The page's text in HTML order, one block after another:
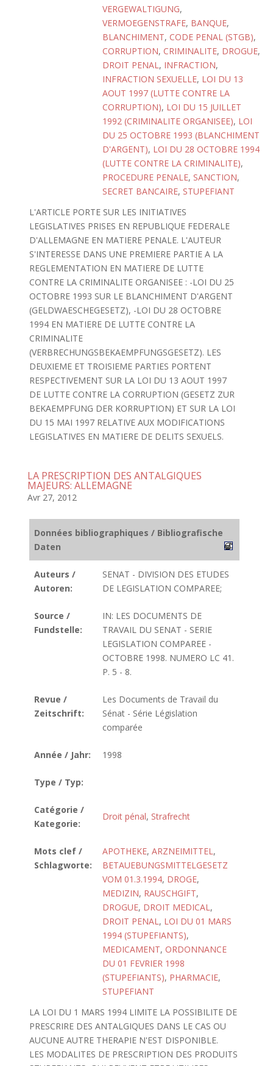
VERGEWALTIGUNG,
VERMOEGENSTRAFE, BANQUE,
BLANCHIMENT, CODE PENAL (STGB),
CORRUPTION, CRIMINALITE, DROGUE,
DROIT PENAL, INFRACTION,
INFRACTION SEXUELLE, LOI DU 13
AOUT 1997 (LUTTE CONTRE LA
CORRUPTION), LOI DU 15 JUILLET
1992 (CRIMINALITE ORGANISEE), LOI
DU 25 OCTOBRE 1993 (BLANCHIMENT
D'ARGENT), LOI DU 28 OCTOBRE 1994
(LUTTE CONTRE LA CRIMINALITE),
PROCEDURE PENALE, SANCTION,
SECRET BANCAIRE, STUPEFIANT
L'ARTICLE PORTE SUR LES INITIATIVES
LEGISLATIVES PRISES EN REPUBLIQUE FEDERALE
D'ALLEMAGNE EN MATIERE PENALE. L'AUTEUR
S'INTERESSE DANS UNE PREMIERE PARTIE A LA
REGLEMENTATION EN MATIERE DE LUTTE
CONTRE LA CRIMINALITE ORGANISEE : -LOI DU 25
OCTOBRE 1993 SUR LE BLANCHIMENT D'ARGENT
(GELDWAESCHEGESETZ), -LOI DU 28 OCTOBRE
1994 EN MATIERE DE LUTTE CONTRE LA
CRIMINALITE
(VERBRECHUNGSBEKAEMPFUNGSGESETZ). LES
DEUXIEME ET TROISIEME PARTIES PORTENT
RESPECTIVEMENT SUR LA LOI DU 13 AOUT 1997
DE LUTTE CONTRE LA CORRUPTION (GESETZ ZUR
BEKAEMPFUNG DER KORRUPTION) ET SUR LA LOI
DU 15 MAI 1997 RELATIVE AUX MODIFICATIONS
LEGISLATIVES EN MATIERE DE DELITS SEXUELS.
LA PRESCRIPTION DES ANTALGIQUES
MAJEURS: ALLEMAGNE
Avr 27, 2012
Données bibliographiques / Bibliografische
Daten
Auteurs /
Autoren:
SENAT - DIVISION DES ETUDES
DE LEGISLATION COMPAREE;
Source /
Fundstelle:
IN: LES DOCUMENTS DE
TRAVAIL DU SENAT - SERIE
LEGISLATION COMPAREE -
OCTOBRE 1998. NUMERO LC 41.
P. 5 - 8.
Revue /
Zeitschrift:
Les Documents de Travail du
Sénat - Série Législation
comparée
Année / Jahr: 1998
Type / Typ:
Catégorie /
Kategorie:
Droit pénal, Strafrecht
Mots clef /
Schlagworte:
APOTHEKE, ARZNEIMITTEL,
BETAUEBUNGSMITTELGESETZ
VOM 01.3.1994, DROGE,
MEDIZIN, RAUSCHGIFT,
DROGUE, DROIT MEDICAL,
DROIT PENAL, LOI DU 01 MARS
1994 (STUPEFIANTS),
MEDICAMENT, ORDONNANCE
DU 01 FEVRIER 1998
(STUPEFIANTS), PHARMACIE,
STUPEFIANT
LA LOI DU 1 MARS 1994 LIMITE LA POSSIBILITE DE
PRESCRIRE DES ANTALGIQUES DANS LE CAS OU
AUCUNE AUTRE THERAPIE N'EST DISPONIBLE.
LES MODALITES DE PRESCRIPTION DES PRODUITS